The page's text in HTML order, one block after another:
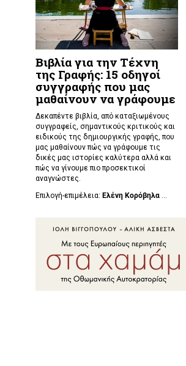
Βιβλία για την Τέχνη
της Γραφής: 15 οδηγοί
συγγραφής που μας
μαθαίνουν να γράφουμε
Δεκαπέντε βιβλία, από καταξιωμένους
συγγραφείς, σημαντικούς κριτικούς και
ειδικούς της δημιουργικής γραφής, που
μας μαθαίνουν πώς να γράφουμε τις
δικές μας ιστορίες καλύτερα αλλά και
πώς να γίνουμε πιο προσεκτικοί
αναγνώστες.
Επιλογή-επιμέλεια: Ελένη Κορόβηλα...